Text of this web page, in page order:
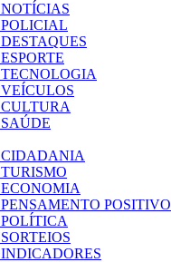
NOTÍCIAS
POLICIAL
DESTAQUES
ESPORTE
TECNOLOGIA
VEÍCULOS
CULTURA
SAÚDE
CIDADANIA
TURISMO
ECONOMIA
PENSAMENTO POSITIVO
POLÍTICA
SORTEIOS
INDICADORES